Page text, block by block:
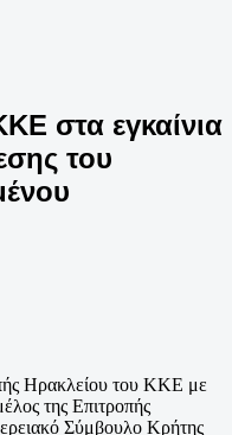
στα εγκαίνια
του
Ηρακλείου του ΚΚΕ με
της Επιτροπής
Σύμβουλο Κρήτης